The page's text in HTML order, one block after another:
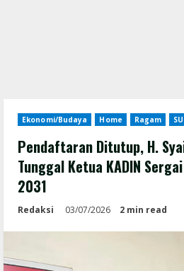
Ekonomi/Budaya Home Ragam
Pendaftaran Ditutup, H.
Tunggal Ketua KADIN
2031
Redaksi 03/07/2026 2 min read